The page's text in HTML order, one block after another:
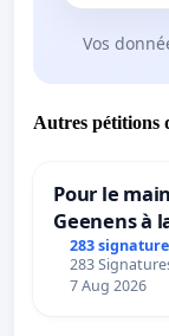
Vos
Autres pétitions
Pour le
Geenens à
283
283
7 Aug 2026